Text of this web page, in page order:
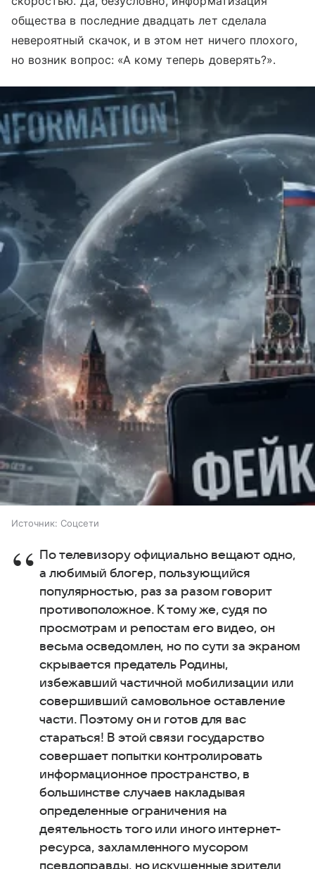
общества в последние двадцать лет сделала
невероятный скачок, и в этом нет ничего плохого,
но возник вопрос: «А кому теперь доверять?».
Источник: Соцсети
По телевизору официально вещают одно,
а любимый блогер, пользующийся
популярностью, раз за разом говорит
противоположное. К тому же, судя по
просмотрам и репостам его видео, он
весьма осведомлен, но по сути за экраном
скрывается предатель Родины,
избежавший частичной мобилизации или
совершивший самовольное оставление
части. Поэтому он и готов для вас
стараться! В этой связи государство
совершает попытки контролировать
информационное пространство, в
большинстве случаев накладывая
определенные ограничения на
деятельность того или иного интернет-
ресурса, захламленного мусором
псевдоправды, но искушенные зрители